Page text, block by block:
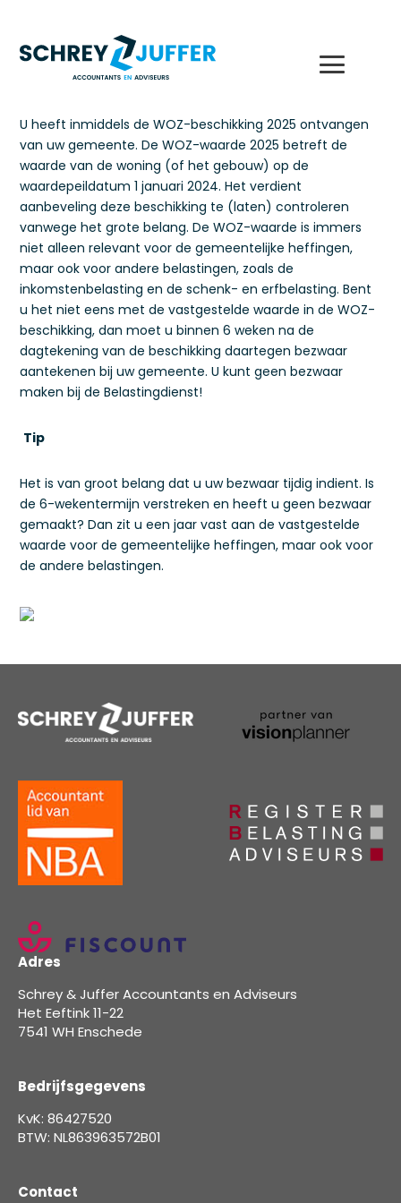
U heeft inmiddels de WOZ-beschikking 2025 ontvangen
van uw gemeente. De WOZ-waarde 2025 betreft de
waarde van de woning (of het gebouw) op de
waardepeildatum 1 januari 2024. Het verdient
aanbeveling deze beschikking te (laten) controleren
vanwege het grote belang. De WOZ-waarde is immers
niet alleen relevant voor de gemeentelijke heffingen,
maar ook voor andere belastingen, zoals de
inkomstenbelasting en de schenk- en erfbelasting. Bent
u het niet eens met de vastgestelde waarde in de WOZ-
beschikking, dan moet u binnen 6 weken na de
dagtekening van de beschikking daartegen bezwaar
aantekenen bij uw gemeente. U kunt geen bezwaar
maken bij de Belastingdienst!
Tip
Het is van groot belang dat u uw bezwaar tijdig indient. Is
de 6-wekentermijn verstreken en heeft u geen bezwaar
gemaakt? Dan zit u een jaar vast aan de vastgestelde
waarde voor de gemeentelijke heffingen, maar ook voor
de andere belastingen.
Adres
Schrey & Juffer Accountants en Adviseurs
Het Eeftink 11-22
7541 WH Enschede
Bedrijfsgegevens
KvK: 86427520
BTW: NL863963572B01
Contact